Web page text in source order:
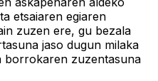
etsaiaren egiaren
zuzen ere, gu bezala
jaso dugun milaka
borrokaren zuzentasuna